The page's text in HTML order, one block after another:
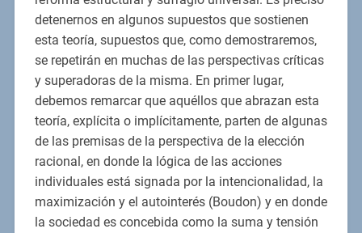
detenernos en algunos supuestos que sostienen
esta teoría, supuestos que, como demostraremos,
se repetirán en muchas de las perspectivas críticas
y superadoras de la misma. En primer lugar,
debemos remarcar que aquéllos que abrazan esta
teoría, explícita o implícitamente, parten de algunas
de las premisas de la perspectiva de la elección
racional, en donde la lógica de las acciones
individuales está signada por la intencionalidad, la
maximización y el autointerés (Boudon) y en donde
la sociedad es concebida como la suma y tensión